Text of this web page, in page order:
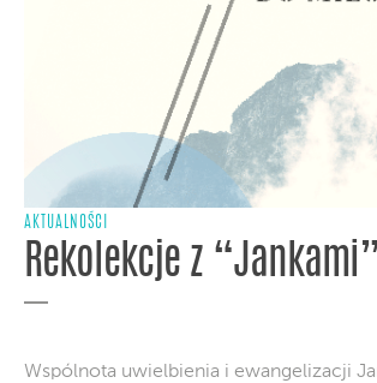
AKTUALNOŚCI
Rekolekcje z “Jankami”
Wspólnota uwielbienia i ewangelizacji